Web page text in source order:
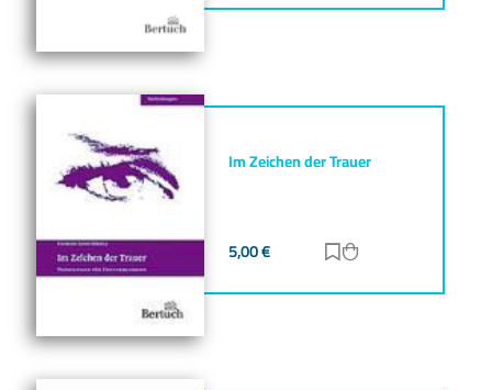
Im Zeichen der Trauer
5,00€ Zur Merkliste